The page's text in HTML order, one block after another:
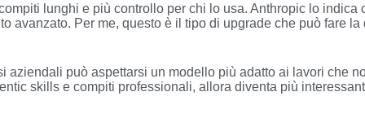
lunghi e più controllo per chi lo usa. Anthropic lo
avanzato. Per me, questo è il tipo di upgrade che può fare
può aspettarsi un modello più adatto ai lavori che
skills e compiti professionali, allora diventa più